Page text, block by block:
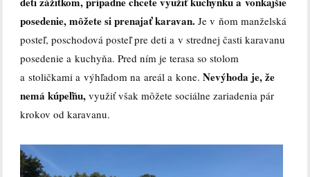
posedenie, môžete si prenajať karavan. Je v ňom manželská
posteľ, poschodová posteľ pre deti a v strednej časti karavanu
posedenie a kuchyňa. Pred ním je terasa so stolom
a stoličkami a výhľadom na areál a kone.Nevýhoda je, že
nemá kúpeľňu, využiť však môžete sociálne zariadenia pár
krokov od karavanu.